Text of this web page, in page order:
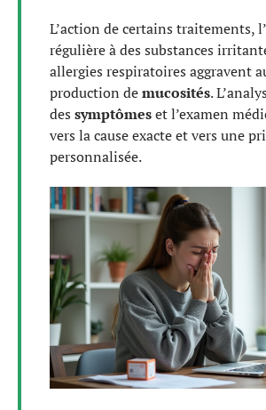
L’action de certains traitements,
régulière à des substances
allergies respiratoires aggravent
production demucosités.
des symptômeset l’examen
vers la cause exacte et vers une
personnalisée.